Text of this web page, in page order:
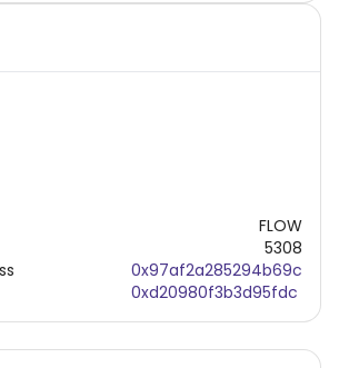
FLOW
5308
0x97af2a285294b69c
0xd20980f3b3d95fdc